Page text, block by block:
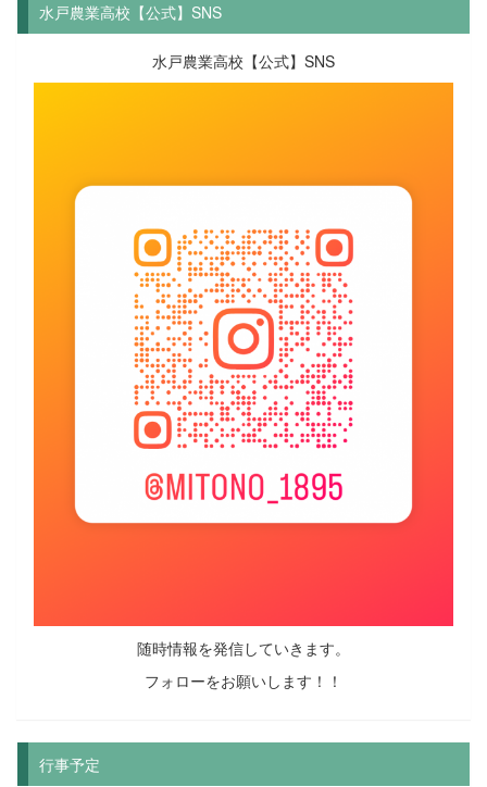
水戸農業高校【公式】SNS
水戸農業高校【公式】SNS
随時情報を発信していきます。
フォローをお願いします！！
行事予定